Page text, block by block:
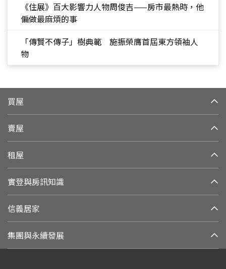
《住展》百大影響力人物周俊吉——房市最熱時，他
偏做最麻煩的事
「傳賢不傳子」樹典範 施振榮膺首屆東方領袖人
物
買屋
賣屋
租屋
實登與房訊知識
信義居家
集團與永續發展